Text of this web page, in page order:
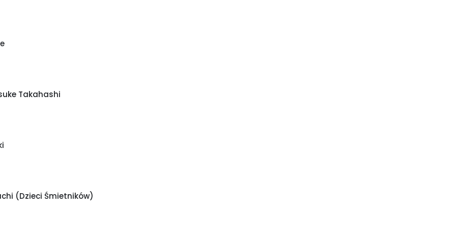
Takahashi
(Dzieci Śmietników)